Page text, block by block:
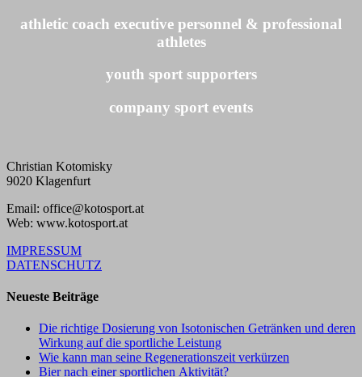
athletic coach executive personnel & professional
athletes
youth sport supporters
company sport events
Christian Kotomisky
9020 Klagenfurt
Email: office@kotosport.at
Web: www.kotosport.at
IMPRESSUM
DATENSCHUTZ
Neueste Beiträge
Die richtige Dosierung von Isotonischen Getränken und deren
Wirkung auf die sportliche Leistung
Wie kann man seine Regenerationszeit verkürzen
Bier nach einer sportlichen Aktivität?